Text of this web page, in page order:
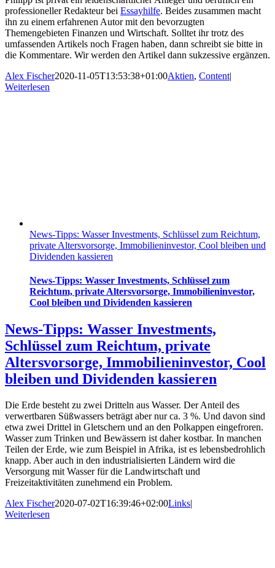
professioneller Redakteur bei Essayhilfe. Beides zusammen macht
ihn zu einem erfahrenen Autor mit den bevorzugten
Themengebieten Finanzen und Wirtschaft. Solltet ihr trotz des
umfassenden Artikels noch Fragen haben, dann schreibt sie bitte in
die Kommentare. Wir werden den Artikel dann sukzessive ergänzen.
Alex Fischer2020-11-05T13:53:38+01:00Aktien, Content|
Weiterlesen
News-Tipps: Wasser Investments, Schlüssel zum Reichtum,
private Altersvorsorge, Immobilieninvestor, Cool bleiben und
Dividenden kassieren
News-Tipps: Wasser Investments, Schlüssel zum
Reichtum, private Altersvorsorge, Immobilieninvestor,
Cool bleiben und Dividenden kassieren
News-Tipps: Wasser Investments,
Schlüssel zum Reichtum, private
Altersvorsorge, Immobilieninvestor, Cool
bleiben und Dividenden kassieren
Die Erde besteht zu zwei Dritteln aus Wasser. Der Anteil des
verwertbaren Süßwassers beträgt aber nur ca. 3 %. Und davon sind
etwa zwei Drittel in Gletschern und an den Polkappen eingefroren.
Wasser zum Trinken und Bewässern ist daher kostbar. In manchen
Teilen der Erde, wie zum Beispiel in Afrika, ist es lebensbedrohlich
knapp. Aber auch in den industrialisierten Ländern wird die
Versorgung mit Wasser für die Landwirtschaft und
Freizeitaktivitäten zunehmend ein Problem.
Alex Fischer2020-07-02T16:39:46+02:00Links|
Weiterlesen